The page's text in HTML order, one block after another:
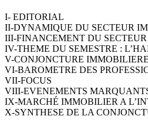
I- EDITORIAL
II-DYNAMIQUE DU SECTEUR
III-FINANCEMENT DU SECTEUR
IV-THEME DU SEMESTRE :
V-CONJONCTURE
VI-BAROMETRE DES
VII-FOCUS
VIII-EVENEMENTS
IX-MARCHÉ IMMOBILIER A
X-SYNTHESE DE LA